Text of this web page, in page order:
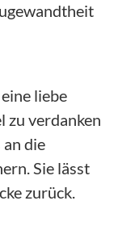
liebe
zu verdanken
die
Sie lässt
zurück.